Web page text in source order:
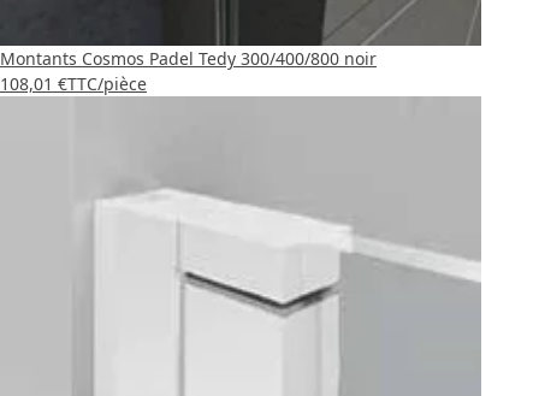
Montants Cosmos Padel Tedy 300/400/800 noir
108,01 €TTC/pièce